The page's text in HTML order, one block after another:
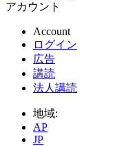
アカウント
Account
ログイン
広告
講読
法人講読
地域:
AP
JP